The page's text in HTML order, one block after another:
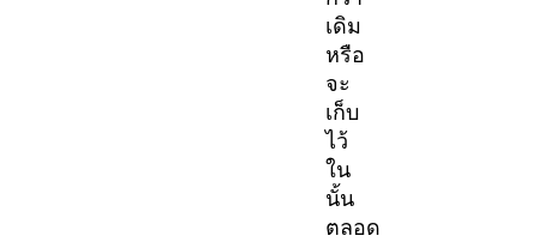
เดิม
หรือ
จะ
เก็บ
ไว้
ใน
นั้น
ตลอด